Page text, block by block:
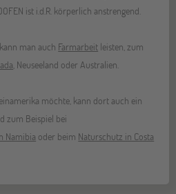
ist i.d.R. körperlich anstrengend.
man auch Farmarbeit leisten, zum
, Neuseeland oder Australien.
möchte, kann dort auch ein
zum Beispiel bei
Namibia oder beim Naturschutz in Costa